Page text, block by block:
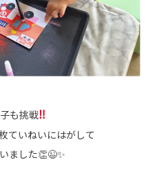
も挑戦‼
ていねいにはがして
ました👏😉✨